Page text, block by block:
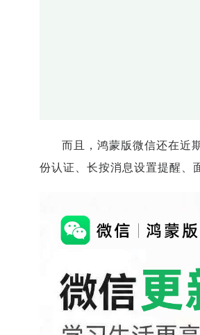
而且，鸿蒙版微信还在近
份认证、长按消息设置提醒、